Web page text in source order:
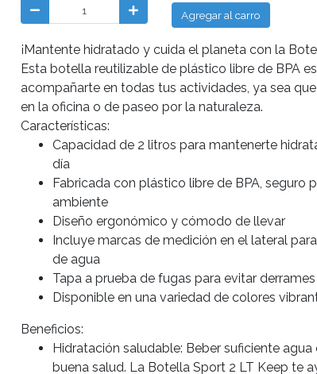
Agregar al carro
¡Mantente hidratado y cuida el planeta con la
Esta botella reutilizable de plástico libre de BPA
acompañarte en todas tus actividades, ya sea
en la oficina o de paseo por la naturaleza.
Características:
Capacidad de 2 litros para mantenerte
día
Fabricada con plástico libre de BPA, seguro
ambiente
Diseño ergonómico y cómodo de llevar
Incluye marcas de medición en el lateral
de agua
Tapa a prueba de fugas para evitar derrames
Disponible en una variedad de colores
Beneficios:
Hidratación saludable: Beber suficiente agua
buena salud. La Botella Sport 2 LT Keep te